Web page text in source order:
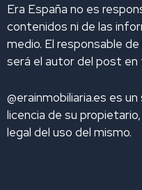
Era España no es
contenidos ni de las
medio. El responsable
será el autor del post en
@erainmobiliaria.es es
licencia de su
legal del uso del mismo.